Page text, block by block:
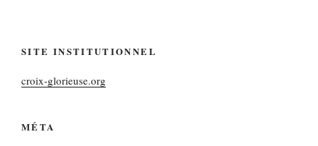
SITE INSTITUTIONNEL
croix-glorieuse.org
MÉTA